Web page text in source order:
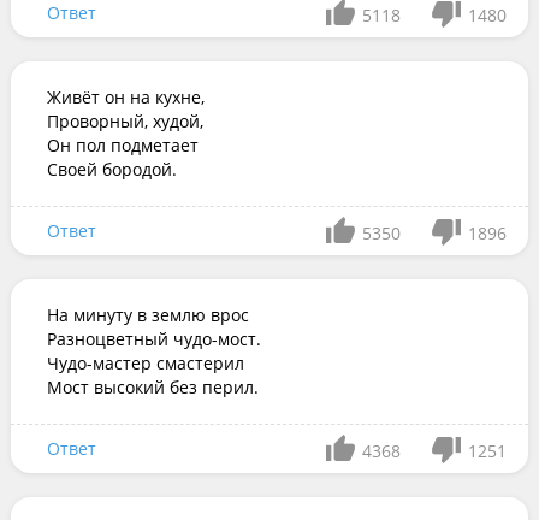
Ответ 5118 1480
Живёт он на кухне,
Проворный, худой,
Он пол подметает
Своей бородой.
Ответ 5350 1896
На минуту в землю врос
Разноцветный чудо-мост.
Чудо-мастер смастерил
Мост высокий без перил.
Ответ 4368 1251